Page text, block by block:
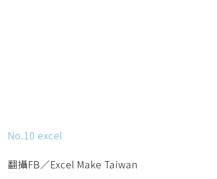
No.10 excel
翻攝FB／Excel Make Taiwan